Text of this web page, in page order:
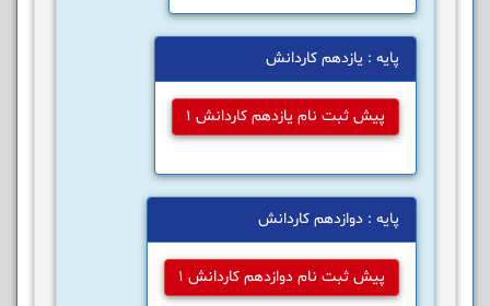
پایه : یازدهم کاردانش
پیش ثبت نام یازدهم کاردانش 1
پایه : دوازدهم کاردانش
پیش ثبت نام دوازدهم کاردانش 1